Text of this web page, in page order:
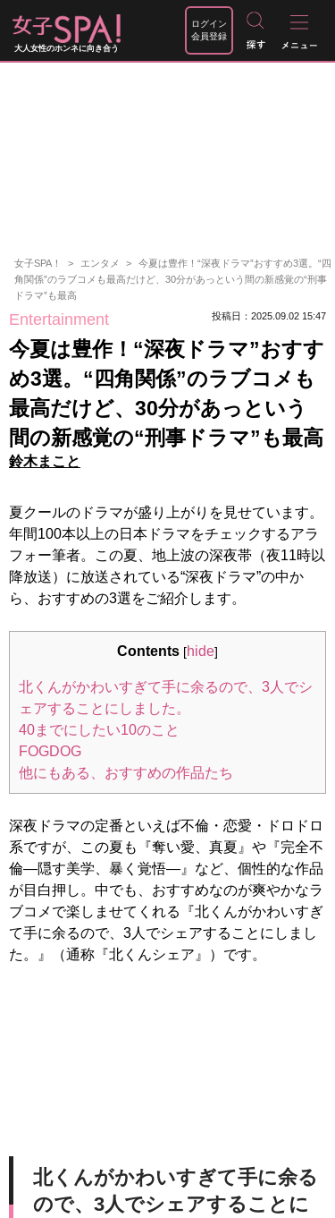
大人女性のホンネに向き合う
ログイン
会員登録
女子SPA！ エンタメ
今夏は豊作！“深夜ドラマ”おすすめ3選。“四
角関係”のラブコメも最高だけど、30分があっという間の新感覚の“刑事
ドラマ”も最高
Entertainment 投稿日：2025.09.02 15:47
今夏は豊作！“深夜ドラマ”おすす
め3選。“四角関係”のラブコメも
最高だけど、30分があっという
間の新感覚の“刑事ドラマ”も最高
鈴木まこと
夏クールのドラマが盛り上がりを見せています。
年間100本以上の日本ドラマをチェックするアラ
フォー筆者。この夏、地上波の深夜帯（夜11時以
降放送）に放送されている“深夜ドラマ”の中か
ら、おすすめの3選をご紹介します。
Contents [hide]
北くんがかわいすぎて手に余るので、3人でシ
ェアすることにしました。
40までにしたい10のこと
FOGDOG
他にもある、おすすめの作品たち
深夜ドラマの定番といえば不倫・恋愛・ドロドロ
系ですが、この夏も『奪い愛、真夏』や『完全不
倫—隠す美学、暴く覚悟—』など、個性的な作品
が目白押し。中でも、おすすめなのが爽やかなラ
ブコメで楽しませてくれる『北くんがかわいすぎ
て手に余るので、3人でシェアすることにしまし
た。』（通称『北くんシェア』）です。
北くんがかわいすぎて手に余る
ので、3人でシェアすることに